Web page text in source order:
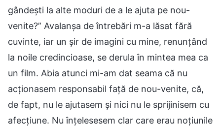
gândești la alte moduri de a le ajuta pe nou-
venite?” Avalanșa de întrebări m-a lăsat fără
cuvinte, iar un șir de imagini cu mine, renunțând
la noile credincioase, se derula în mintea mea ca
un film. Abia atunci mi-am dat seama că nu
acționasem responsabil față de nou-venite, că,
de fapt, nu le ajutasem și nici nu le sprijinisem cu
afecțiune. Nu înțelesesem clar care erau noțiunile